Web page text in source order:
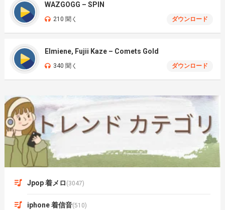
WAZGOGG – SPIN
210 聞く ダウンロード
Elmiene, Fujii Kaze – Comets Gold
340 聞く ダウンロード
Jpop 着メロ (3047)
iphone 着信音(510)